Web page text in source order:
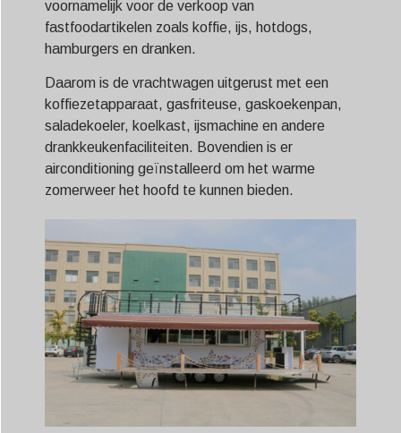
voornamelijk voor de verkoop van
fastfoodartikelen zoals koffie, ijs, hotdogs,
hamburgers en dranken.
Daarom is de vrachtwagen uitgerust met een
koffiezetapparaat, gasfriteuse, gaskoekenpan,
saladekoeler, koelkast, ijsmachine en andere
drankkeukenfaciliteiten. Bovendien is er
airconditioning geïnstalleerd om het warme
zomerweer het hoofd te kunnen bieden.